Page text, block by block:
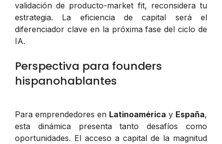
validación de producto-market fit, reconsidera tu
estrategia. La eficiencia de capital será el
diferenciador clave en la próxima fase del ciclo de
IA.
Perspectiva para founders
hispanohablantes
Para emprendedores en Latinoamérica y España,
esta dinámica presenta tanto desafíos como
oportunidades. El acceso a capital de la magnitud